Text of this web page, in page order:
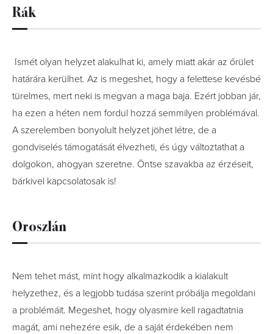
Rák
Ismét olyan helyzet alakulhat ki, amely miatt akár az őrület
határára kerülhet. Az is megeshet, hogy a felettese kevésbé
türelmes, mert neki is megvan a maga baja. Ezért jobban jár,
ha ezen a héten nem fordul hozzá semmilyen problémával.
A szerelemben bonyolult helyzet jöhet létre, de a
gondviselés támogatását élvezheti, és úgy változtathat a
dolgokon, ahogyan szeretne. Öntse szavakba az érzéseit,
bárkivel kapcsolatosak is!
Oroszlán
Nem tehet mást, mint hogy alkalmazkodik a kialakult
helyzethez, és a legjobb tudása szerint próbálja megoldani
a problémáit. Megeshet, hogy olyasmire kell ragadtatnia
magát, ami nehezére esik, de a saját érdekében nem